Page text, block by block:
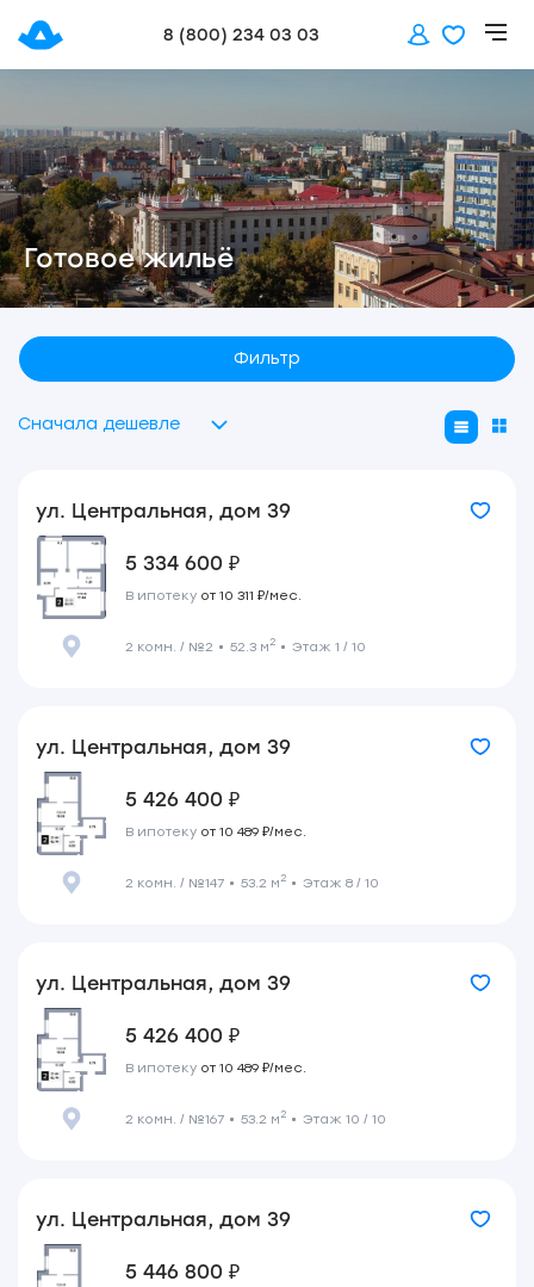
8 (800) 234 03 03
Готовое жильё
Фильтр
Сначала дешевле
ул. Центральная, дом 39
5 334 600 ₽
В ипотеку от 10 311 ₽/мес.
2 комн. / №2 52.3 м2 Этаж 1 / 10
ул. Центральная, дом 39
5 426 400 ₽
В ипотеку от 10 489 ₽/мес.
2 комн. / №147 53.2 м2 Этаж 8 / 10
ул. Центральная, дом 39
5 426 400 ₽
В ипотеку от 10 489 ₽/мес.
2 комн. / №167 53.2 м2 Этаж 10 / 10
ул. Центральная, дом 39
5 446 800 ₽